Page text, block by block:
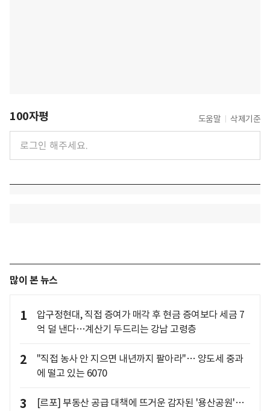
100자평 도움말 삭제기준
많이 본 뉴스
1
압구정현대, 직접 증여가 매각 후 현금 증여보다 세금 7
억 덜 낸다…계산기 두드리는 강남 고령층
2
"직접 농사 안 지으면 내년까지 팔아라"… 양도세 중과
에 떨고 있는 6070
3
[르포] 부동산 공급 대책에 뜨거운 감자된 '용산공원'…